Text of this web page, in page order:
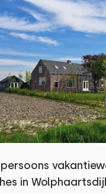
persoons
in